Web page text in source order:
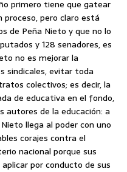
primero tiene que gatear
pero claro está
de Peña Nieto y que no lo
y 128 senadores, es
no es mejorar la
sindicales, evitar toda
colectivos; es decir, la
de educativa en el fondo,
autores de la educación: a
llega al poder con uno
corajes contra el
nacional porque sus
por conducto de sus